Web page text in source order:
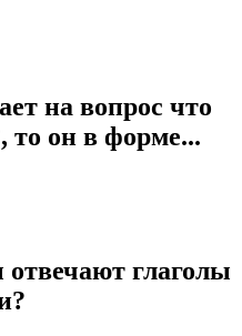
на вопрос что
то он в форме...
глаголы